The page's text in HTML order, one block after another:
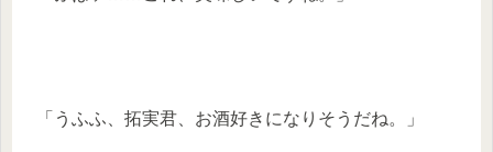
「うふふ、拓実君、お酒好きになりそうだね。」